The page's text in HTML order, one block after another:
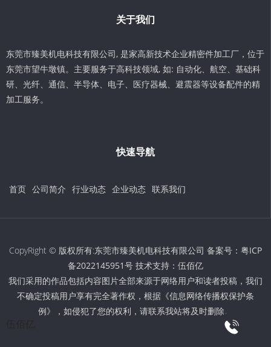
关于我们
东莞市臻美机电科技有限公司, 是家高新技术企业精密件加工厂，位于
东莞市望牛墩镇。主要服务于高科技领域, 如: 自动化、航空、基础科
研、光纤、通信、半导体、电子、医疗器械、避震器等设备配件的精
加工服务。
快速导航
首页 公司简介 行业动态 企业动态 联系我们
CopyRight © 版权所有:东莞市臻美机电科技有限公司 备案号： 粤ICP
备2022145951号 技术支持： 伍佰亿
我们采用的作品包括内容图片全部来源于网络用户和读者投稿，我们
不确定投稿用户享有完全著作权，根据《信息网络传播权保护条
例》，如侵犯了您的权利，请联系我站将及时删除。